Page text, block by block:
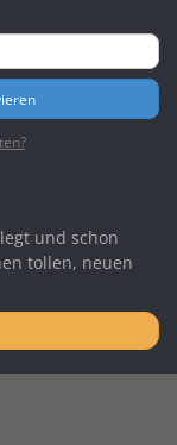
und schon
tollen, neuen